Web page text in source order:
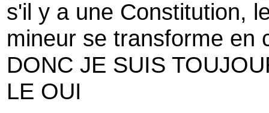
s'il y a une Constitution,
mineur se transforme en
DONC JE SUIS
LE OUI